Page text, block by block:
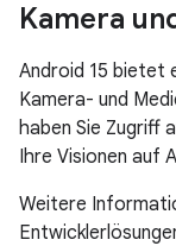
Kamera
Android 15 bietet
Kamera- und
haben Sie Zugriff
Ihre Visionen auf
Weitere